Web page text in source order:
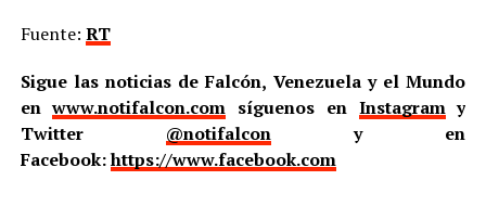
Fuente: RT
Sigue las noticias de Falcón, Venezuela y el Mundo
enwww.notifalcon.com síguenos en Instagramy
Twitter @notifalcony en
Facebook:https://www.facebook.com